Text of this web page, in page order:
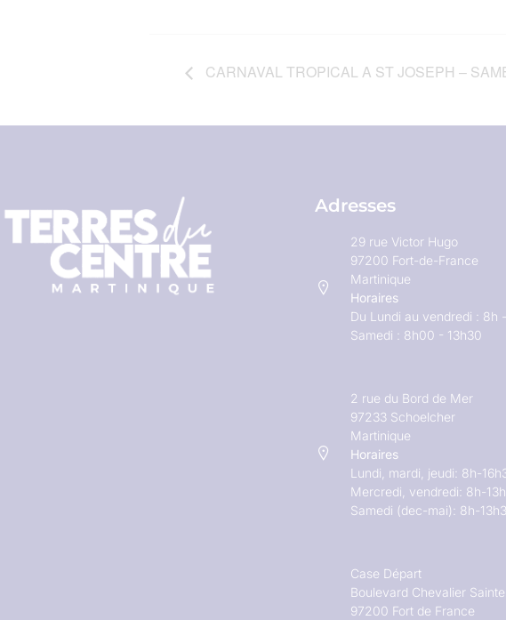
CARNAVAL TROPICAL A ST JOSEPH –
Adresses
29 rue Victor Hugo
97200 Fort-de-France
Martinique
Horaires
Du Lundi au vendredi : 8h
Samedi : 8h00 - 13h30
2 rue du Bord de Mer
97233 Schoelcher
Martinique
Horaires
Lundi, mardi, jeudi: 8h-
Mercredi, vendredi: 8h-
Samedi (dec-mai): 8h-
Case Départ
Boulevard Chevalier
97200 Fort de France